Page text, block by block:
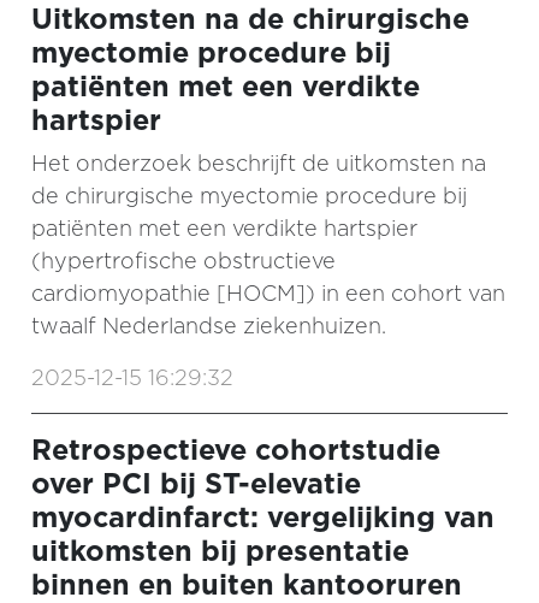
Uitkomsten na de chirurgische
myectomie procedure bij
patiënten met een verdikte
hartspier
Het onderzoek beschrijft de uitkomsten na
de chirurgische myectomie procedure bij
patiënten met een verdikte hartspier
(hypertrofische obstructieve
cardiomyopathie [HOCM]) in een cohort van
twaalf Nederlandse ziekenhuizen.
2025-12-15 16:29:32
Retrospectieve cohortstudie
over PCI bij ST-elevatie
myocardinfarct: vergelijking van
uitkomsten bij presentatie
binnen en buiten kantooruren